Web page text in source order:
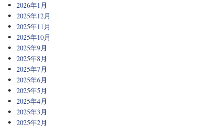
2026年1月
2025年12月
2025年11月
2025年10月
2025年9月
2025年8月
2025年7月
2025年6月
2025年5月
2025年4月
2025年3月
2025年2月